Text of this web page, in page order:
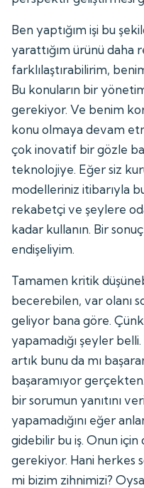
Ben yaptığım işi bu
yarattığım ürünü daha
farklılaştırabilirim,
Bu konuların bir
gerekiyor. Ve benim
konu olmaya devam
çok inovatif bir gözle
teknolojiye. Eğer siz
modelleriniz itibarıyla
rekabetçi ve şeylere
kadar kullanın. Bir
endişeliyim.
Tamamen kritik
becerebilen, var olanı
geliyor bana göre.
yapamadığı şeyler
artık bunu da mı
başaramıyor
bir sorumun yanıtını
yapamadığını eğer
gidebilir bu iş. Onun
gerekiyor. Hani herkes
mi bizim zihnimizi?